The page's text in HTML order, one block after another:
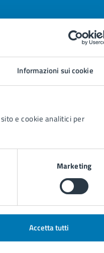
Informazioni sui cookie
e cookie analitici per
Marketing
Accetta tutti